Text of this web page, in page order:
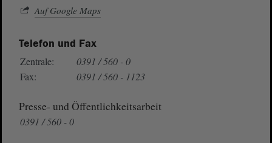
Auf Google Maps
Telefon und Fax
Zentrale:
0391 / 560 - 0
Fax:
0391 / 560 - 1123
Presse- und Öffentlichkeitsarbeit
0391 / 560 - 0